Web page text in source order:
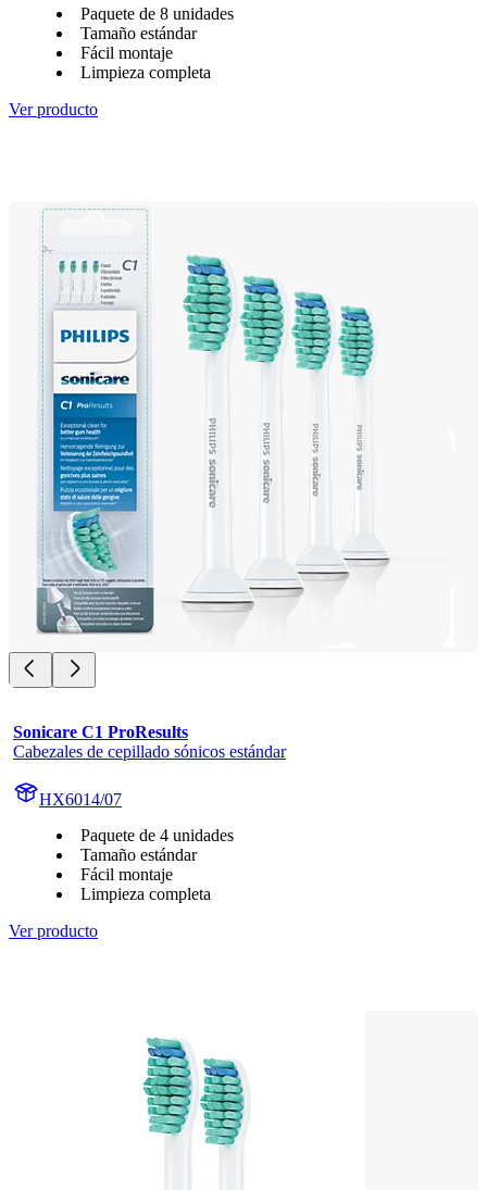
Paquete de 8 unidades
Tamaño estándar
Fácil montaje
Limpieza completa
Ver producto
Sonicare C1 ProResults
Cabezales de cepillado sónicos estándar
HX6014/07
Paquete de 4 unidades
Tamaño estándar
Fácil montaje
Limpieza completa
Ver producto